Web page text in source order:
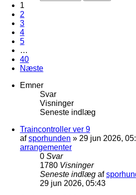
1
2
3
4
5
…
40
Næste
Emner
Svar
Visninger
Seneste indlæg
Traincontroller ver 9
afsporhunden » 29 jun 2026,
arrangementer
0 Svar
1780 Visninger
Seneste indlæg af
29 jun 2026, 05:43